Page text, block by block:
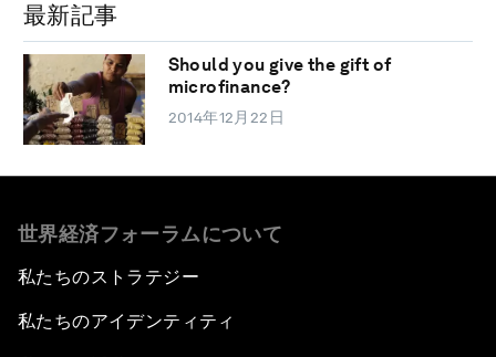
最新記事
Should you give the gift of
microfinance?
2014年12月22日
世界経済フォーラムについて
私たちのストラテジー
私たちのアイデンティティ